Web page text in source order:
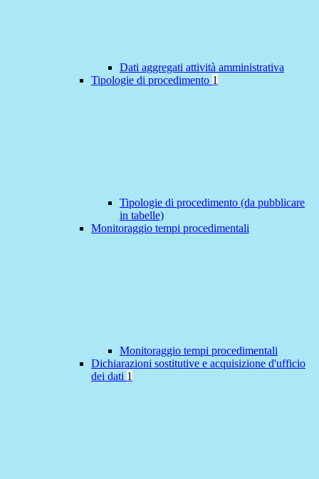
Dati aggregati attività amministrativa
Tipologie di procedimento 1
Tipologie di procedimento (da pubblicare
in tabelle)
Monitoraggio tempi procedimentali
Monitoraggio tempi procedimentali
Dichiarazioni sostitutive e acquisizione d'ufficio
dei dati 1